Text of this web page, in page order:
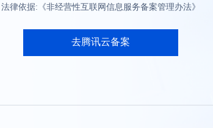
法律依据:《非经营性互联网信息服务备案管理办法》
去腾讯云备案